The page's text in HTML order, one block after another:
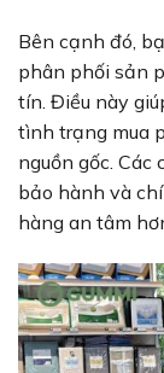
Bên cạnh đó,
phân phối sản
tín. Điều này
tình trạng mua
nguồn gốc.
bảo hành và
hàng an tâm